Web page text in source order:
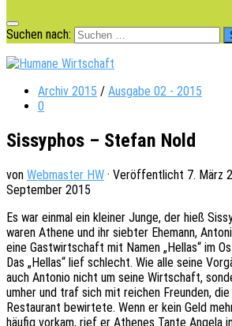
Suchen nach:
Archiv 2015 / Ausgabe 02 - 2015
0
Sissyphos – Stefan Nold
von Webmaster HW · Veröffentlicht 7. März
September 2015
Es war einmal ein klei­ner Junge, der hieß
waren Athene und ihr sieb­ter Ehemann,
eine Gast­wirt­schaft mit Namen „Hellas“ im
Das „Hellas“ lief schlecht. Wie alle seine
auch Anto­nio nicht um seine Wirt­schaft,
umher und traf sich mit reichen Freun­den,
Restau­rant bewir­te­te. Wenn er kein Geld
häufig vorkam, rief er Athe­nes Tante Angela